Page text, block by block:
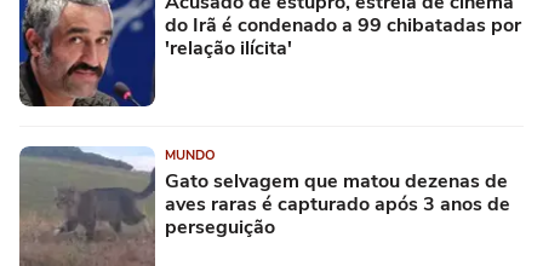
do Irã é condenado a 99 chibatadas por
'relação ilícita'
MUNDO
Gato selvagem que matou dezenas de
aves raras é capturado após 3 anos de
perseguição